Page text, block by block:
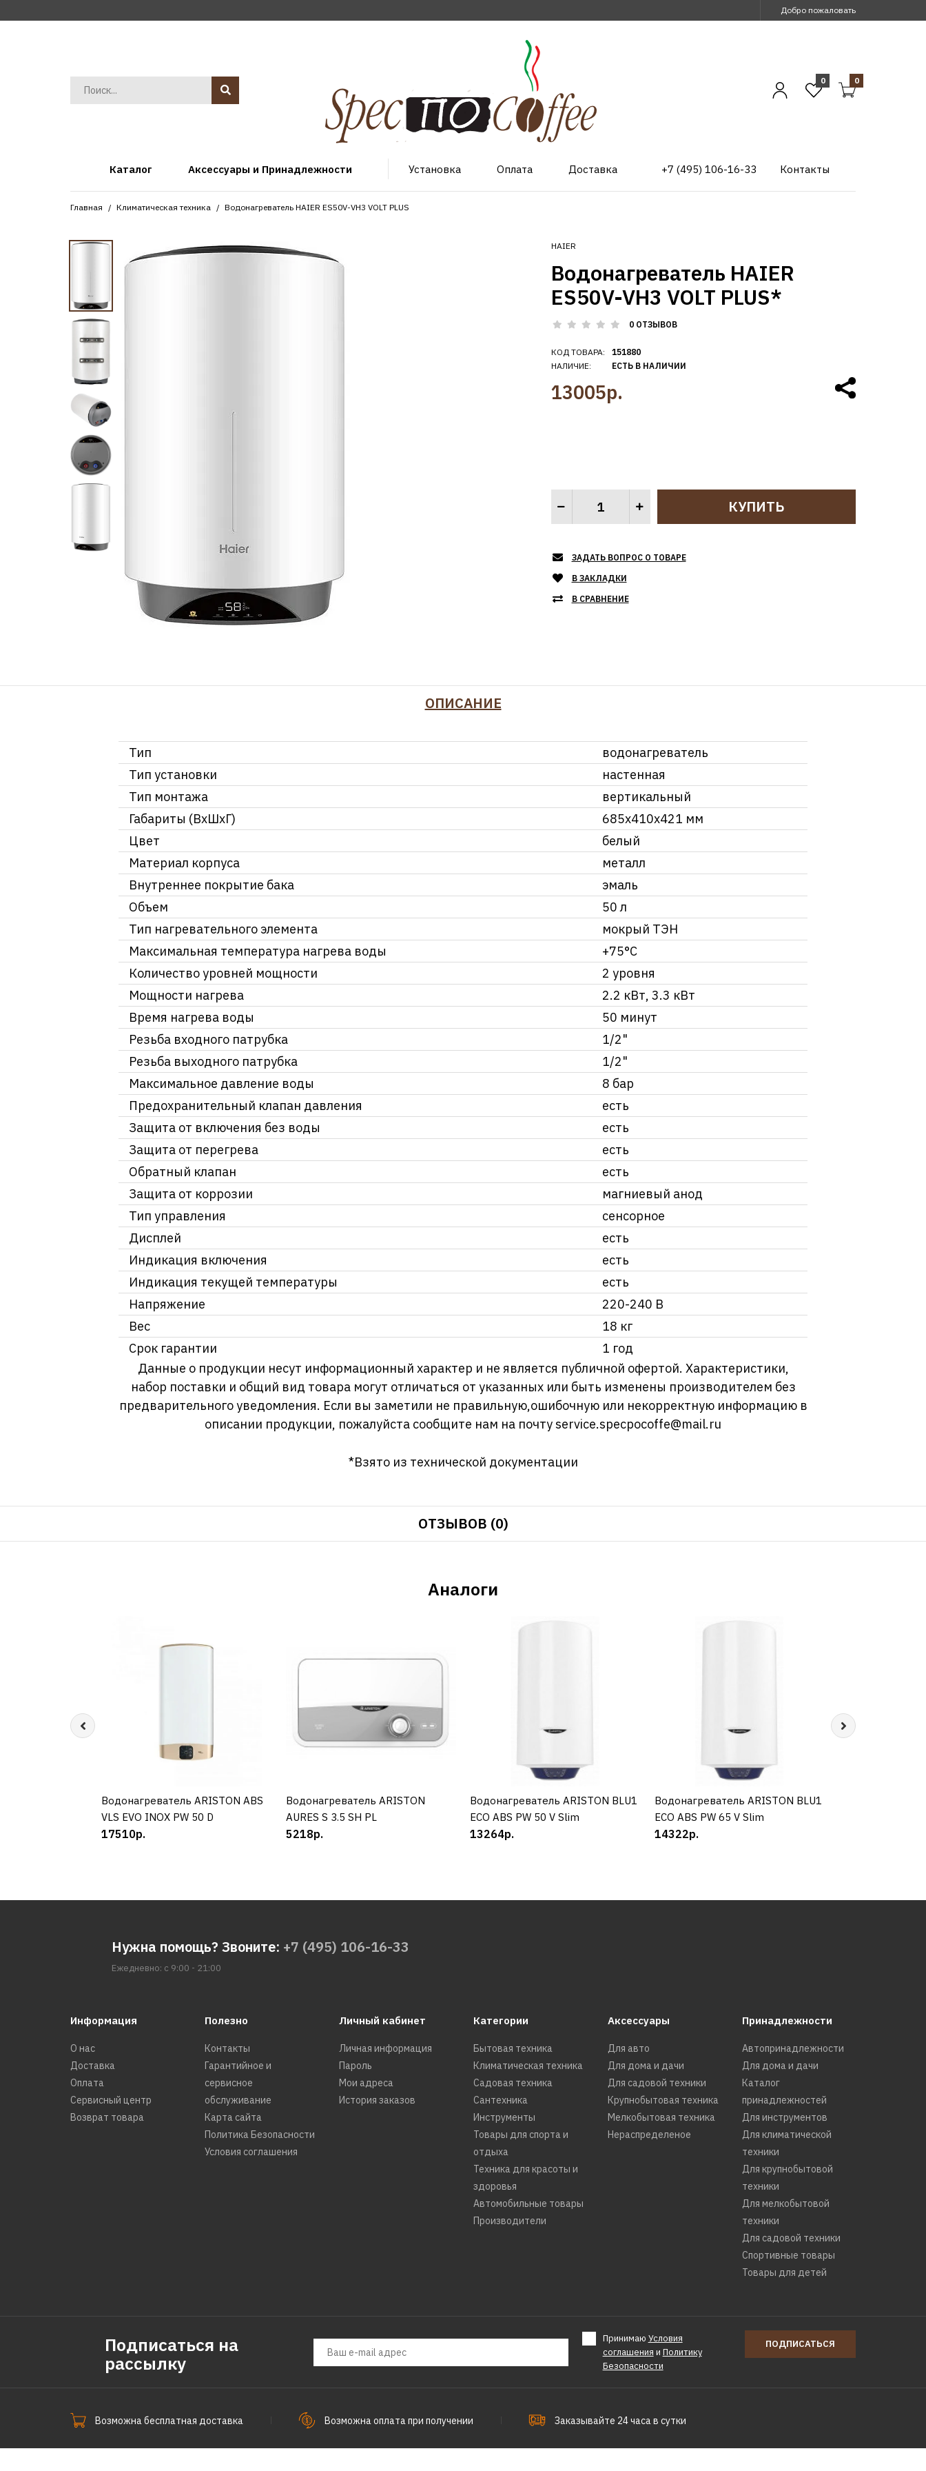
Добро пожаловать
0 0
Каталог Аксессуары и Принадлежности Установка Оплата Доставка +7 (495) 106-16-33 Контакты
Главная Климатическая техника Водонагреватель HAIER ES50V-VH3 VOLT PLUS
HAIER
Водонагреватель HAIER
ES50V-VH3 VOLT PLUS*
0 ОТЗЫВОВ
КОД ТОВАРА:
НАЛИЧИЕ:
151880
ЕСТЬ В НАЛИЧИИ
13005р.
ЗАДАТЬ ВОПРОС О ТОВАРЕ
В ЗАКЛАДКИ
В СРАВНЕНИЕ
ОПИСАНИЕ
Тип
водонагреватель
Тип установки
настенная
Тип монтажа
вертикальный
Габариты (ВхШхГ)
685х410х421 мм
Цвет
белый
Материал корпуса
металл
Внутреннее покрытие бака
эмаль
Объем
50 л
Тип нагревательного элемента
мокрый ТЭН
Максимальная температура нагрева воды
+75°С
Количество уровней мощности
2 уровня
Мощности нагрева
2.2 кВт, 3.3 кВт
Время нагрева воды
50 минут
Резьба входного патрубка
1/2"
Резьба выходного патрубка
1/2"
Максимальное давление воды
8 бар
Предохранительный клапан давления
есть
Защита от включения без воды
есть
Защита от перегрева
есть
Обратный клапан
есть
Защита от коррозии
магниевый анод
Тип управления
сенсорное
Дисплей
есть
Индикация включения
есть
Индикация текущей температуры
есть
Напряжение
220-240 В
Вес
18 кг
Срок гарантии
1 год
Данные о продукции несут информационный характер и не является публичной офертой. Характеристики,
набор поставки и общий вид товара могут отличаться от указанных или быть изменены производителем без
предварительного уведомления. Если вы заметили не правильную,ошибочную или некорректную информацию в
описании продукции, пожалуйста сообщите нам на почтуservice.specpocoffe@mail.ru
*Взято из технической документации
ОТЗЫВОВ (0)
Аналоги
КУПИТЬ
Водонагреватель ARISTON ABS
VLS EVO INOX PW 50 D
17510р.
КУПИТЬ
Водонагреватель ARISTON
AURES S 3.5 SH PL
5218р.
КУПИТЬ
Водонагреватель ARISTON BLU1
ECO ABS PW 50 V Slim
13264р.
КУПИТЬ
Водонагреватель ARISTON BLU1
ECO ABS PW 65 V Slim
14322р.
Нужна помощь? Звоните: +7 (495) 106-16-33
Ежедневно: с 9:00 - 21:00
Информация
О нас
Доставка
Оплата
Сервисный центр
Возврат товара
Полезно
Контакты
Гарантийное и
сервисное
обслуживание
Карта сайта
Политика Безопасности
Условия соглашения
Личный кабинет
Личная информация
Пароль
Мои адреса
История заказов
Категории
Бытовая техника
Климатическая техника
Садовая техника
Сантехника
Инструменты
Товары для спорта и
отдыха
Техника для красоты и
здоровья
Автомобильные товары
Производители
Аксессуары
Для авто
Для дома и дачи
Для садовой техники
Крупнобытовая техника
Мелкобытовая техника
Нераспределеное
Принадлежности
Автопринадлежности
Для дома и дачи
Каталог
принадлежностей
Для инструментов
Для климатической
техники
Для крупнобытовой
техники
Для мелкобытовой
техники
Для садовой техники
Спортивные товары
Товары для детей
Подписаться на
рассылку
Принимаю Условия
соглашения и Политику
Безопасности
ПОДПИСАТЬСЯ
Возможна бесплатная доставка Возможна оплата при получении Заказывайте 24 часа в сутки